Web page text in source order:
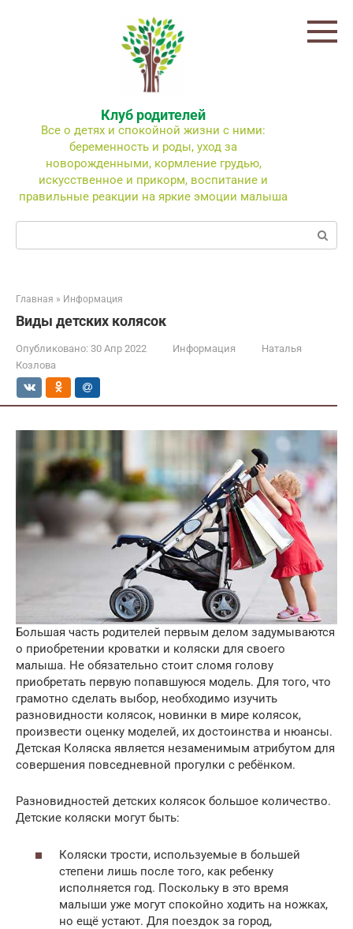
Клуб родителей
Все о детях и спокойной жизни с ними:
беременность и роды, уход за
новорожденными, кормление грудью,
искусственное и прикорм, воспитание и
правильные реакции на яркие эмоции малыша
Поиск:
Главная » Информация
Виды детских колясок
Опубликовано: 30 Апр 2022 Информация
Наталья
Козлова
Большая часть родителей первым делом задумываются
о приобретении кроватки и коляски для своего
малыша. Не обязательно стоит сломя голову
приобретать первую попавшуюся модель. Для того, что
грамотно сделать выбор, необходимо изучить
разновидности колясок, новинки в мире колясок,
произвести оценку моделей, их достоинства и нюансы.
Детская Коляска является незаменимым атрибутом для
совершения повседневной прогулки с ребёнком.
Разновидностей детских колясок большое количество.
Детские коляски могут быть:
Коляски трости, используемые в большей
степени лишь после того, как ребенку
исполняется год. Поскольку в это время
малыши уже могут спокойно ходить на ножках,
но ещё устают. Для поездок за город,